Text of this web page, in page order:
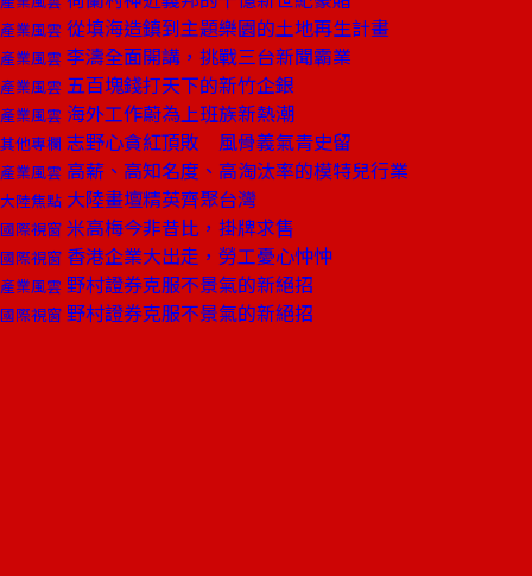
產業風雲 從填海造鎮到主題樂園的土地再生計畫
產業風雲 李濤全面開講，挑戰三台新聞霸業
產業風雲 五百塊錢打天下的新竹企銀
產業風雲 海外工作蔚為上班族新熱潮
其他專欄 志野心貪紅頂敗 風骨義氣青史留
產業風雲 高薪、高知名度、高淘汰率的模特兒行業
大陸焦點 大陸畫壇精英齊聚台灣
國際視窗 米高梅今非昔比，掛牌求售
國際視窗 香港企業大出走，勞工憂心忡忡
產業風雲 野村證券克服不景氣的新絕招
國際視窗 野村證券克服不景氣的新絕招